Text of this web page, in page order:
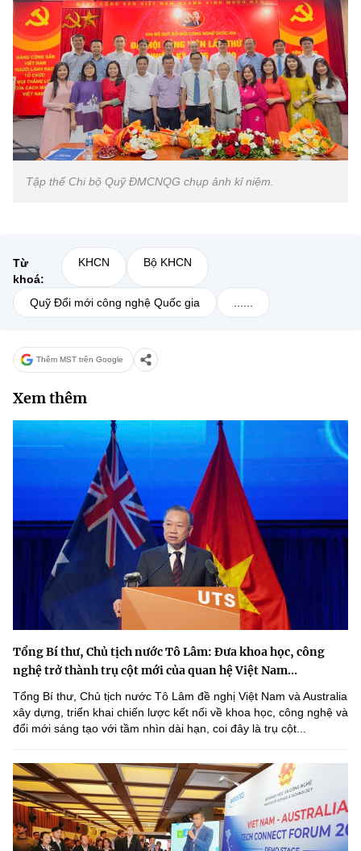
Tập thể Chi bộ Quỹ ĐMCNQG chụp ảnh kỉ niệm.
Từ
khoá:
KHCN Bộ KHCN
Quỹ Đổi mới công nghệ Quốc gia
Thêm MST trên Google
Xem thêm
Tổng Bí thư, Chủ tịch nước Tô Lâm: Đưa khoa học, công
nghệ trở thành trụ cột mới của quan hệ Việt Nam...
Tổng Bí thư, Chủ tịch nước Tô Lâm đề nghị Việt Nam và Australia
xây dựng, triển khai chiến lược kết nối về khoa học, công nghệ và
đổi mới sáng tạo với tầm nhìn dài hạn, coi đây là trụ cột...